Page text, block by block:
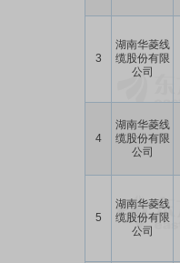
3
湖南华菱线
缆股份有限
公司
4
湖南华菱线
缆股份有限
公司
5
湖南华菱线
缆股份有限
公司